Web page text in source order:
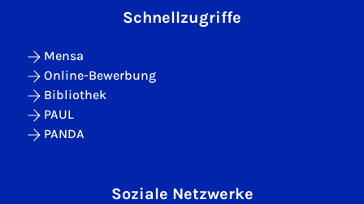
Schnellzugriffe
Mensa
Online-Bewerbung
Bibliothek
PAUL
PANDA
Soziale Netzwerke